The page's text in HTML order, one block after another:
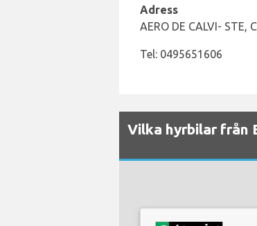
Adress
AERO DE CALVI- STE,
Tel: 0495651606
Vilka hyrbilar från